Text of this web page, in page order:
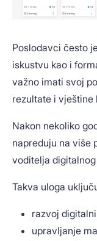
Poslodavci često
iskustvu kao i
važno imati svoj
rezultate i vještine
Nakon nekoliko
napreduju na više
voditelja
Takva uloga
razvoj
upravljanje